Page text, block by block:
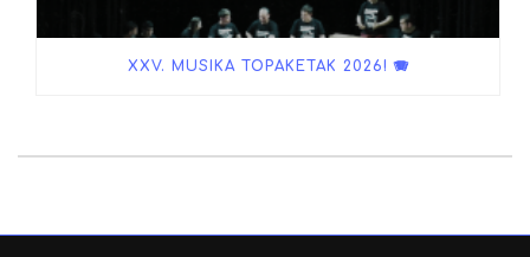
XXV. MUSIKA TOPAKETAK 2026! 🪗